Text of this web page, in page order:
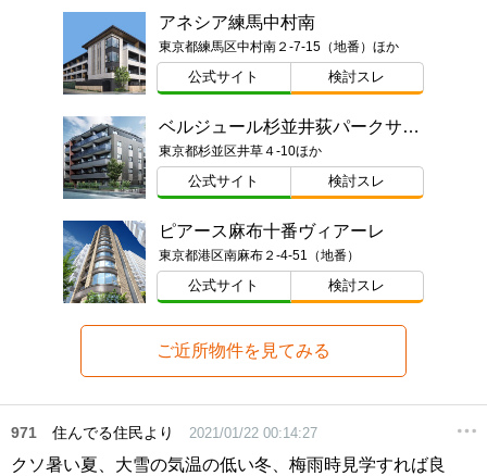
アネシア練馬中村南
東京都練馬区中村南２-7-15（地番）ほか
公式サイト 検討スレ
ベルジュール杉並井荻パークサイド
東京都杉並区井草４-10ほか
公式サイト 検討スレ
ピアース麻布十番ヴィアーレ
東京都港区南麻布２-4-51（地番）
公式サイト 検討スレ
ご近所物件を見てみる
971 住んでる住民より 2021/01/22 00:14:27
クソ暑い夏、大雪の気温の低い冬、梅雨時見学すれば良